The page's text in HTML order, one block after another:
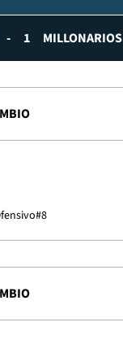
- 1 MILLONARIOS
#8